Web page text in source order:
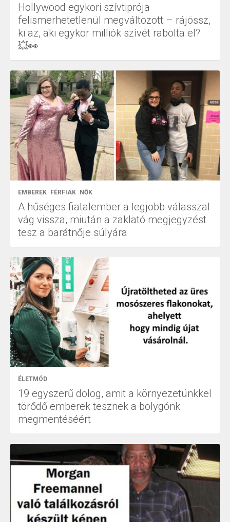
Hollywood egykori szívtiprója
felismerhetetlenül megváltozott – rájössz,
ki az, aki egykor milliók szívét rabolta el?
💥👀
EMBEREK FÉRFIAK NŐK
A hűséges fiatalember a legjobb válasszal
vág vissza, miután a zaklató megjegyzést
tesz a barátnője súlyára
ÉLETMÓD
19 egyszerű dolog, amit a környezetünkkel
törődő emberek tesznek a bolygónk
megmentéséért